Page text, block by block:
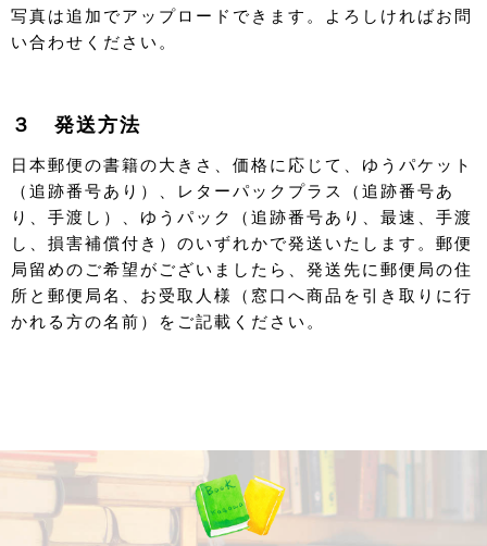
写真は追加でアップロードできます。よろしければお問
い合わせください。
３ 発送方法
日本郵便の書籍の大きさ、価格に応じて、ゆうパケット
（追跡番号あり）、レターパックプラス（追跡番号あ
り、手渡し）、ゆうパック（追跡番号あり、最速、手渡
し、損害補償付き）のいずれかで発送いたします。郵便
局留めのご希望がございましたら、発送先に郵便局の住
所と郵便局名、お受取人様（窓口へ商品を引き取りに行
かれる方の名前）をご記載ください。